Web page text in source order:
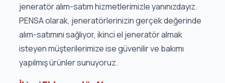
jeneratör alım-satım hizmetlerimizle yanınızdayız.
PENSA olarak, jeneratörlerinizin gerçek değerinde
alım-satımını sağlıyor, ikinci el jeneratör almak
isteyen müşterilerimize ise güvenilir ve bakımı
yapılmış ürünler sunuyoruz.